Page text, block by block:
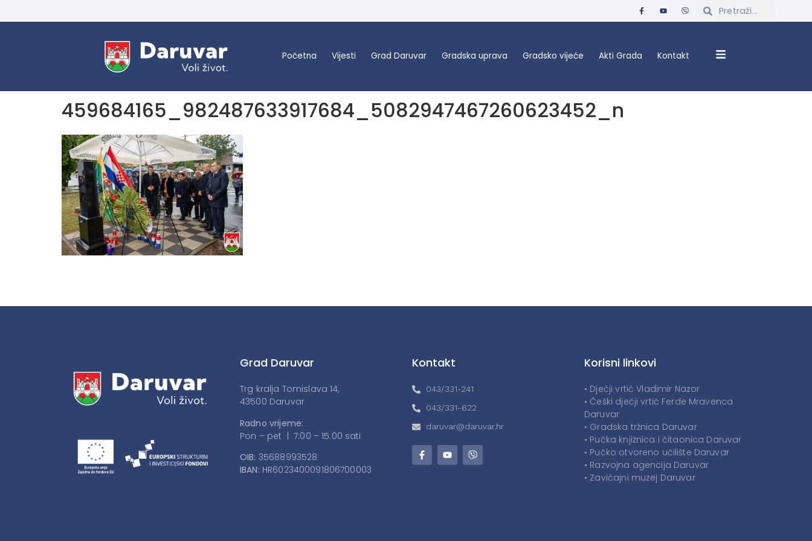
Početna Vijesti Grad Daruvar Gradska uprava Gradsko vijeće Akti Grada Kontakt
459684165_982487633917684_5082947467260623452_n
Grad Daruvar
Trg kralja Tomislava 14,
43500 Daruvar
Radno vrijeme:
Pon – pet | 7:00 – 15:00 sati
OIB: 35688993528
IBAN: HR6023400091806700003
Kontakt
043/331-241
043/331-622
daruvar@daruvar.hr
Korisni linkovi
• Dječji vrtić Vladimir Nazor
• Češki dječji vrtić Ferde Mravenca
Daruvar
• Gradska tržnica Daruvar
• Pučka knjižnica i čitaonica Daruvar
• Pučko otvoreno učilište Daruvar
• Razvojna agencija Daruvar
• Zavičajni muzej Daruvar